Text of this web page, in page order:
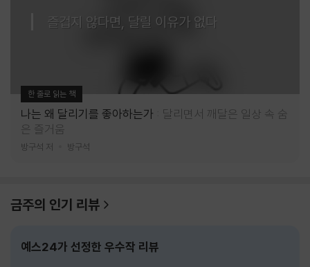
즐겁지 않다면, 달릴 이유가 없다
한 줄로 읽는 책
나는 왜 달리기를 좋아하는가
달리면서 깨달은 일상 속 숨
은 즐거움
방구석 저 방구석
금주의 인기 리뷰
예스24가 선정한 우수작 리뷰